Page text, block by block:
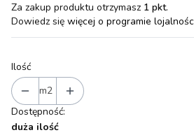
Za zakup produktu otrzymasz 1 pkt.
Dowiedz się więcej o programie
Ilość
m2
Dostępność:
duża ilość